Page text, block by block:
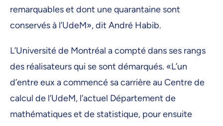
remarquables et dont une quarantaine sont
conservés à l’UdeM», dit André Habib.
L’Université de Montréal a compté dans ses rangs
des réalisateurs qui se sont démarqués. «L’un
d’entre eux a commencé sa carrière au Centre de
calcul de l’UdeM, l’actuel Département de
mathématiques et de statistique, pour ensuite